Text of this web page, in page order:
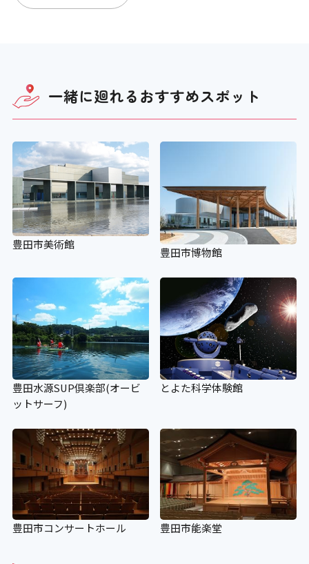
一緒に廻れるおすすめスポット
豊田市美術館
豊田市博物館
豊田水源SUP倶楽部(オービ
ットサーフ)
とよた科学体験館
豊田市コンサートホール 豊田市能楽堂